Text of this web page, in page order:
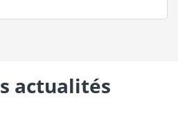
actualités